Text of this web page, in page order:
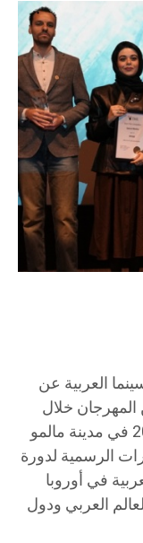
العربية عن
خلال
الفترة من 23 إلى 29 أبريل 2027 في مدينة مالمو
الرسمية لدورة
في أوروبا
العربي ودول